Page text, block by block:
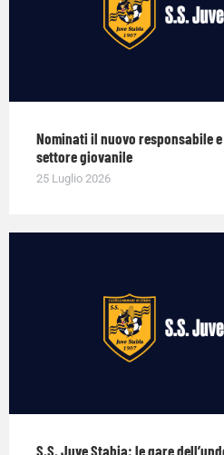
Nominati il nuovo responsabile
settore giovanile
25 Luglio 2026
S.S. Juve Stabia: le gare